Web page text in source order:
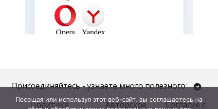
Присоединяйтесь - узнаете много полезного:
Политика
Авторское Согласие с
Посещая или используя этот веб-сайт, вы соглашаетесь на